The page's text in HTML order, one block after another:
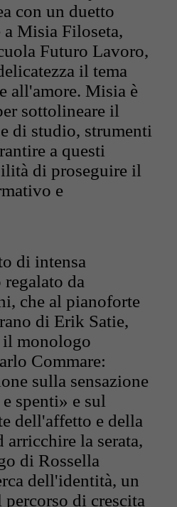
con un duetto
a Misia Filoseta,
Futuro Lavoro,
il tema
all'amore. Misia è
sottolineare il
di studio, strumenti
a questi
di proseguire il
e
di intensa
regalato da
che al pianoforte
di Erik Satie,
il monologo
Commare:
sulla sensazione
spenti» e sul
dell'affetto e della
la serata,
di Rossella
dell'identità, un
percorso di crescita